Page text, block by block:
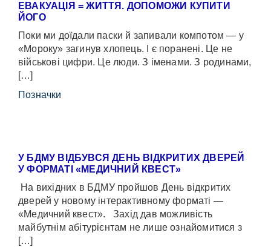
ЕВАКУАЦІЯ = ЖИТТЯ. ДОПОМОЖИ КУПИТИ
ЙОГО
Поки ми доїдали паски й запивали компотом — у
«Мороку» загинув хлопець. І є поранені. Це не
військові цифри. Це люди. З іменами. З родинами,
[…]
Позначки
У БДМУ ВІДБУВСЯ ДЕНЬ ВІДКРИТИХ ДВЕРЕЙ
У ФОРМАТІ «МЕДИЧНИЙ КВЕСТ»
На вихідних в БДМУ пройшов День відкритих
дверей у новому інтерактивному форматі —
«Медичний квест». Захід дав можливість
майбутнім абітурієнтам не лише ознайомитися з
[…]